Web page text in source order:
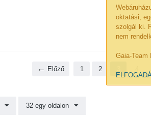
oktatási,
szolgál ki.
nem
Gaia-Team
Előző 1 2
32 egy oldalon